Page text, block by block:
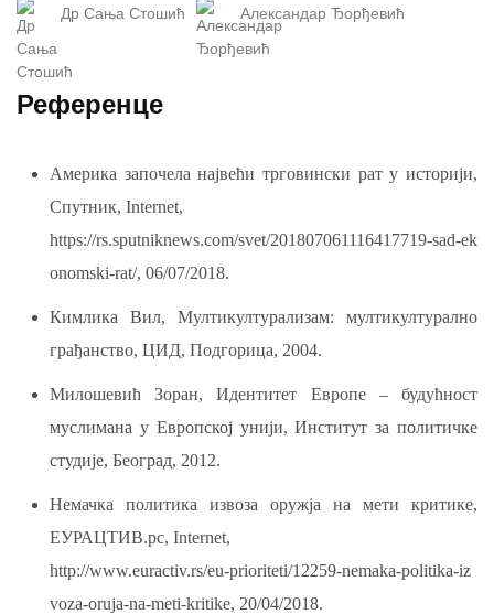
Др Сања Стошић Александар Ђорђевић
Референце
Америка започела највећи трговински рат у историји,
Спутник, Internet,
https://rs.sputniknews.com/svet/201807061116417719-sad-ek
onomski-rat/, 06/07/2018.
Кимлика Вил, Мултикултурализам: мултикултурално
грађанство, ЦИД, Подгорица, 2004.
Милошевић Зоран, Идентитет Европе – будућност
муслимана у Европској унији, Институт за политичке
студије, Београд, 2012.
Немачка политика извоза оружја на мети критике,
ЕУРАЦТИВ.рс, Internet,
http://www.euractiv.rs/eu-prioriteti/12259-nemaka-politika-iz
voza-oruja-na-meti-kritike, 20/04/2018.